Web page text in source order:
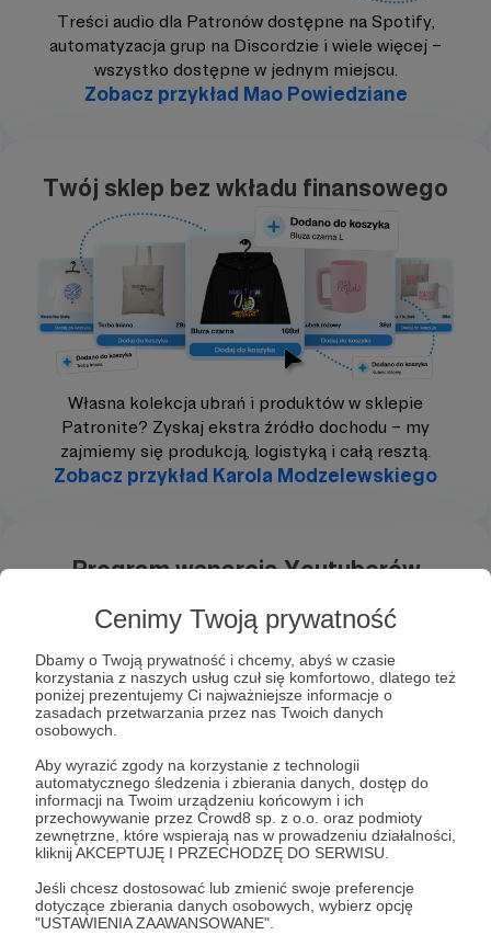
Cenimy Twoją prywatność
Dbamy o Twoją prywatność i chcemy, abyś w czasie
korzystania z naszych usług czuł się komfortowo, dlatego też
poniżej prezentujemy Ci najważniejsze informacje o
zasadach przetwarzania przez nas Twoich danych
osobowych.
Aby wyrazić zgody na korzystanie z technologii
automatycznego śledzenia i zbierania danych, dostęp do
informacji na Twoim urządzeniu końcowym i ich
przechowywanie przez Crowd8 sp. z o.o. oraz podmioty
zewnętrzne, które wspierają nas w prowadzeniu działalności,
kliknij AKCEPTUJĘ I PRZECHODZĘ DO SERWISU.
Jeśli chcesz dostosować lub zmienić swoje preferencje
dotyczące zbierania danych osobowych, wybierz opcję
"USTAWIENIA ZAAWANSOWANE".
Treści audio dla Patronów dostępne na Spotify,
automatyzacja grup na Discordzie i wiele więcej –
wszystko dostępne w jednym miejscu.
Zobacz przykład Mao Powiedziane
Twój sklep bez wkładu finansowego
Własna kolekcja ubrań i produktów w sklepie
Patronite? Zyskaj ekstra źródło dochodu – my
zajmiemy się produkcją, logistyką i całą resztą.
Zobacz przykład Karola Modzelewskiego
Program wsparcia Youtuberów
Zarządzanie kanałem, ochrona treści, współprace
komercyjne – dołącz do Patronite MCN, oszczędzaj
czas i… śpij spokojnie!
Zobacz przykład Piotra Zychowicza